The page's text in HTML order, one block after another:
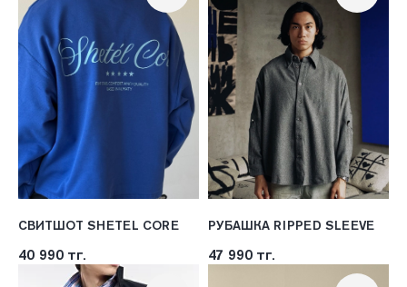
СВИТШОТ SHETEL CORE
40 990 тг.
РУБАШКА RIPPED SLEEVE
47 990 тг.